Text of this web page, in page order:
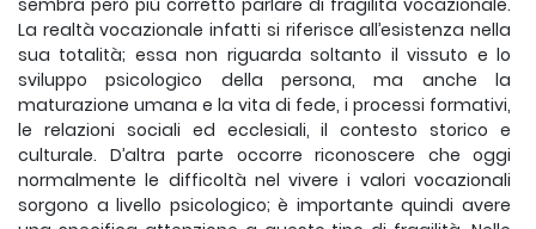
sembra però più corretto parlare di fragilità vocazionale.
La realtà vocazionale infatti si riferisce all’esistenza nella
sua totalità; essa non riguarda soltanto il vissuto e lo
sviluppo psicologico della persona, ma anche la
maturazione umana e la vita di fede, i processi formativi,
le relazioni sociali ed ecclesiali, il contesto storico e
culturale. D’altra parte occorre riconoscere che oggi
normalmente le difficoltà nel vivere i valori vocazionali
sorgono a livello psicologico; è importante quindi avere